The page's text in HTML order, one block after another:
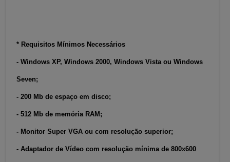
* Requisitos Mínimos Necessários
- Windows XP, Windows 2000, Windows Vista ou Windows
Seven;
- 200 Mb de espaço em disco;
- 512 Mb de memória RAM;
- Monitor Super VGA ou com resolução superior;
- Adaptador de Vídeo com resolução mínima de 800x600